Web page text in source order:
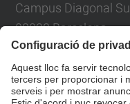
Campus Diagonal
08028 Barcelona
E-mail :